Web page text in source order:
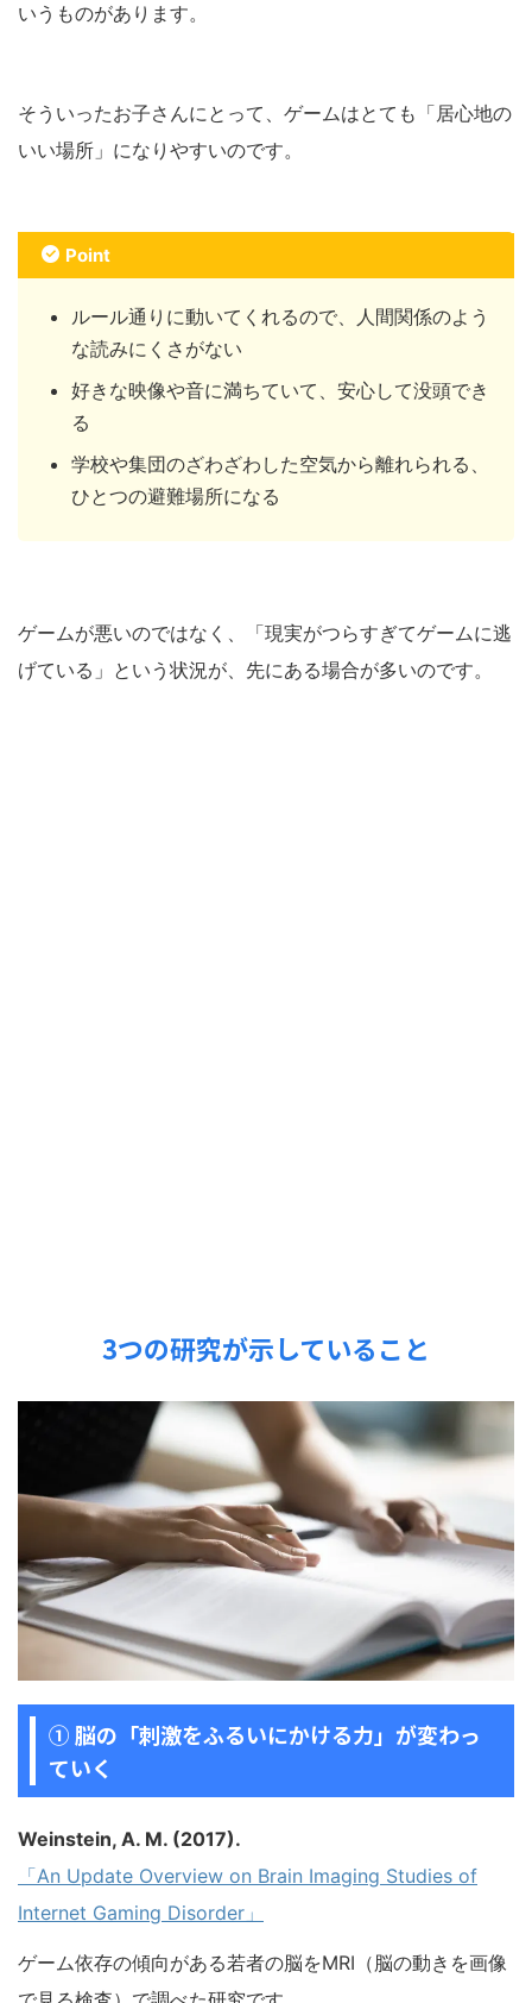
いうものがあります。
そういったお子さんにとって、ゲームはとても「居心地の
いい場所」になりやすいのです。
Point
ルール通りに動いてくれるので、人間関係のよう
な読みにくさがない
好きな映像や音に満ちていて、安心して没頭でき
る
学校や集団のざわざわした空気から離れられる、
ひとつの避難場所になる
ゲームが悪いのではなく、「現実がつらすぎてゲームに逃
げている」という状況が、先にある場合が多いのです。
3つの研究が示していること
① 脳の「刺激をふるいにかける力」が変わっ
ていく
Weinstein, A. M. (2017).
「An Update Overview on Brain Imaging Studies of
Internet Gaming Disorder」
ゲーム依存の傾向がある若者の脳をMRI（脳の動きを画像